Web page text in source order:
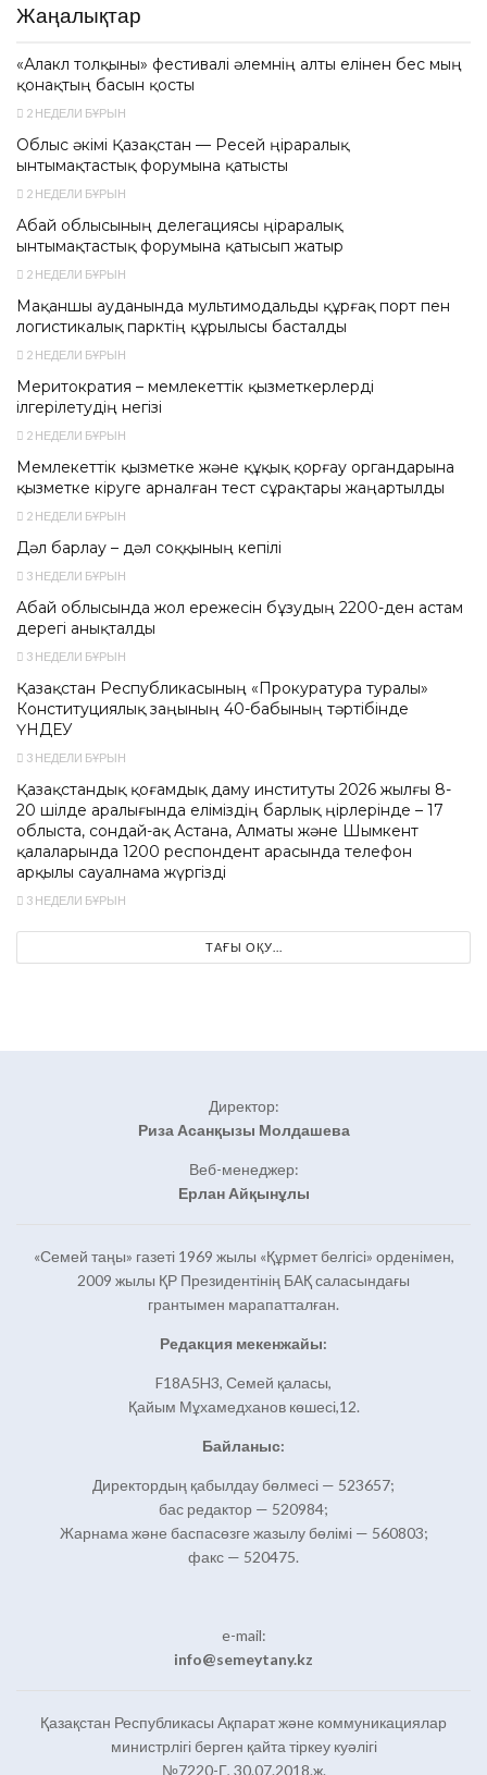
Жаңалықтар
«Алакөл толқыны» фестивалі әлемнің алты елінен бес мың
қонақтың басын қосты
2 НЕДЕЛИ БҰРЫН
Облыс әкімі Қазақстан — Ресей өңіраралық
ынтымақтастық форумына қатысты
2 НЕДЕЛИ БҰРЫН
Абай облысының делегациясы өңіраралық
ынтымақтастық форумына қатысып жатыр
2 НЕДЕЛИ БҰРЫН
Мақаншы ауданында мультимодальды құрғақ порт пен
логистикалық парктің құрылысы басталды
2 НЕДЕЛИ БҰРЫН
Меритократия – мемлекеттік қызметкерлерді
ілгерілетудің негізі
2 НЕДЕЛИ БҰРЫН
Мемлекеттік қызметке және құқық қорғау органдарына
қызметке кіруге арналған тест сұрақтары жаңартылды
2 НЕДЕЛИ БҰРЫН
Дәл барлау – дәл соққының кепілі
3 НЕДЕЛИ БҰРЫН
Абай облысында жол ережесін бұзудың 2200-ден астам
дерегі анықталды
3 НЕДЕЛИ БҰРЫН
Қазақстан Республикасының «Прокуратура туралы»
Конституциялық заңының 40-бабының тәртібінде
ҮНДЕУ
3 НЕДЕЛИ БҰРЫН
Қазақстандық қоғамдық даму институты 2026 жылғы 8-
20 шілде аралығында еліміздің барлық өңірлерінде – 17
облыста, сондай-ақ Астана, Алматы және Шымкент
қалаларында 1200 респондент арасында телефон
арқылы сауалнама жүргізді
3 НЕДЕЛИ БҰРЫН
ТАҒЫ ОҚУ...
Директор:
Риза Асанқызы Молдашева
Веб-менеджер:
Ерлан Айқынұлы
«Семей таңы» газеті 1969 жылы «Құрмет белгісі» орденімен,
2009 жылы ҚР Президентінің БАҚ саласындағы
грантымен марапатталған.
Редакция мекенжайы:
F18A5H3, Семей қаласы,
Қайым Мұхамедханов көшесі,12.
Байланыс:
Директордың қабылдау бөлмесі — 523657;
бас редактор — 520984;
Жарнама және баспасөзге жазылу бөлімі — 560803;
факс — 520475.
e-mail:
info@semeytany.kz
Қазақстан Республикасы Ақпарат және коммуникациялар
министрлігі берген қайта тіркеу куәлігі
№7220-Г, 30.07.2018.ж.